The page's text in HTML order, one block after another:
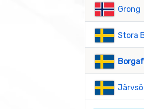
Grong
Stora
Järvsö